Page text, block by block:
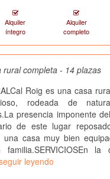
Alquiler
íntegro
Alquiler
completo
rural completa - 14 plazas
Roig es una casa
rodeada de
presencia imponente
de este lugar
una casa muy bien
la
leyendo